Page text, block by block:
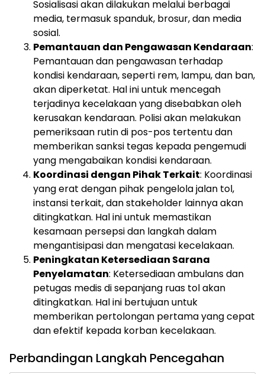
Sosialisasi akan dilakukan melalui berbagai
media, termasuk spanduk, brosur, dan media
sosial.
Pemantauan dan Pengawasan Kendaraan:
Pemantauan dan pengawasan terhadap
kondisi kendaraan, seperti rem, lampu, dan ban,
akan diperketat. Hal ini untuk mencegah
terjadinya kecelakaan yang disebabkan oleh
kerusakan kendaraan. Polisi akan melakukan
pemeriksaan rutin di pos-pos tertentu dan
memberikan sanksi tegas kepada pengemudi
yang mengabaikan kondisi kendaraan.
Koordinasi dengan Pihak Terkait: Koordinasi
yang erat dengan pihak pengelola jalan tol,
instansi terkait, dan stakeholder lainnya akan
ditingkatkan. Hal ini untuk memastikan
kesamaan persepsi dan langkah dalam
mengantisipasi dan mengatasi kecelakaan.
Peningkatan Ketersediaan Sarana
Penyelamatan: Ketersediaan ambulans dan
petugas medis di sepanjang ruas tol akan
ditingkatkan. Hal ini bertujuan untuk
memberikan pertolongan pertama yang cepat
dan efektif kepada korban kecelakaan.
Perbandingan Langkah Pencegahan